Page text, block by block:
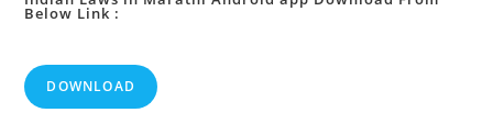
Below Link :
DOWNLOAD